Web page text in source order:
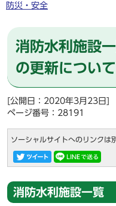
防災・安全
消防水利施設
の更新について
[公開日：2020年3月23日]
ページ番号：28191
ソーシャルサイトへのリンクは
消防水利施設一覧